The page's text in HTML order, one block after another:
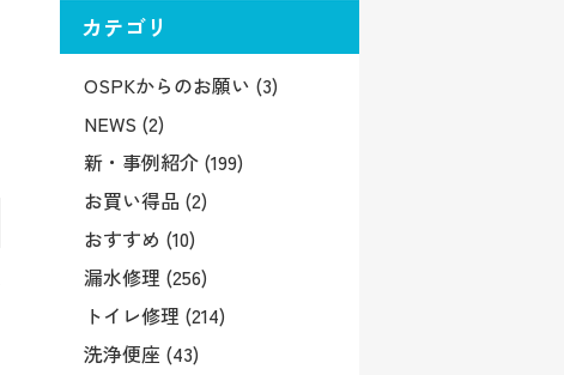
カテゴリ
OSPKからのお願い (3)
NEWS (2)
新・事例紹介 (199)
お買い得品 (2)
おすすめ (10)
漏水修理 (256)
トイレ修理 (214)
洗浄便座 (43)